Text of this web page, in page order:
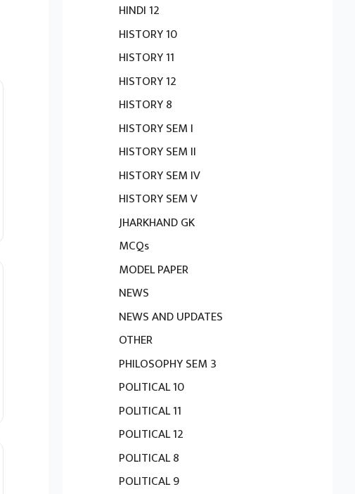
HINDI 12
HISTORY 10
HISTORY 11
HISTORY 12
HISTORY 8
HISTORY SEM I
HISTORY SEM II
HISTORY SEM IV
HISTORY SEM V
JHARKHAND GK
MCQs
MODEL PAPER
NEWS
NEWS AND UPDATES
OTHER
PHILOSOPHY SEM 3
POLITICAL 10
POLITICAL 11
POLITICAL 12
POLITICAL 8
POLITICAL 9